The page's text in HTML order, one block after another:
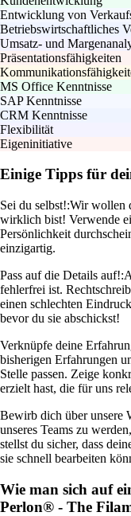
Entwicklung von
Betriebswirtschaftliches
Umsatz- und
Präsentationsfähigkeiten
MS Office Kenntnisse
SAP Kenntnisse
CRM Kenntnisse
Flexibilität
Eigeninitiative
Einige Tipps für
Sei du selbst!:Wir wollen
wirklich bist! Verwende
Persönlichkeit
einzigartig.
Pass auf die Details auf!:
fehlerfrei ist.
einen schlechten
bevor du sie abschickst!
Verknüpfe deine
bisherigen Erfahrungen
Stelle passen. Zeige
erzielt hast, die für uns
Bewirb dich über unsere
unseres Teams zu
stellst du sicher, dass
sie schnell bearbeiten
Wie man sich auf
Perlon® - The